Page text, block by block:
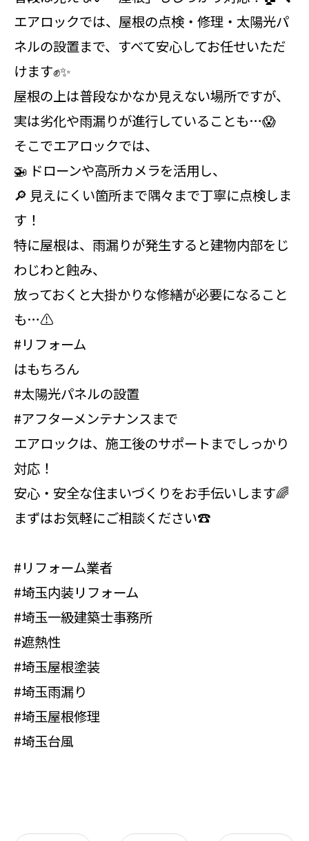
エアロックでは、屋根の点検・修理・太陽光パ
ネルの設置まで、すべて安心してお任せいただ
けます✊✨
屋根の上は普段なかなか見えない場所ですが、
実は劣化や雨漏りが進行していることも…😱
そこでエアロックでは、
🚁 ドローンや高所カメラを活用し、
🔎 見えにくい箇所まで隅々まで丁寧に点検しま
す！
特に屋根は、雨漏りが発生すると建物内部をじ
わじわと蝕み、
放っておくと大掛かりな修繕が必要になること
も…⚠️
#リフォーム
はもちろん
#太陽光パネルの設置
#アフターメンテナンスまで
エアロックは、施工後のサポートまでしっかり
対応！
安心・安全な住まいづくりをお手伝いします🌈
まずはお気軽にご相談ください☎️
#リフォーム業者
#埼玉内装リフォーム
#埼玉一級建築士事務所
#遮熱性
#埼玉屋根塗装
#埼玉雨漏り
#埼玉屋根修理
#埼玉台風